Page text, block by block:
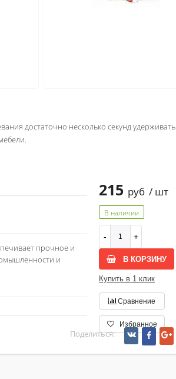
достаточно несколько секунд удерживать
215 руб / шт
В наличии
В КОРЗИНУ
Купить в 1 клик
Сравнение
Избранное
прочное и
и
Поделиться: